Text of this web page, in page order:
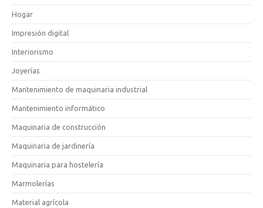
Hogar
Impresión digital
Interiorismo
Joyerías
Mantenimiento de maquinaria industrial
Mantenimiento informático
Maquinaria de construcción
Maquinaria de jardinería
Maquinaria para hostelería
Marmolerías
Material agrícola